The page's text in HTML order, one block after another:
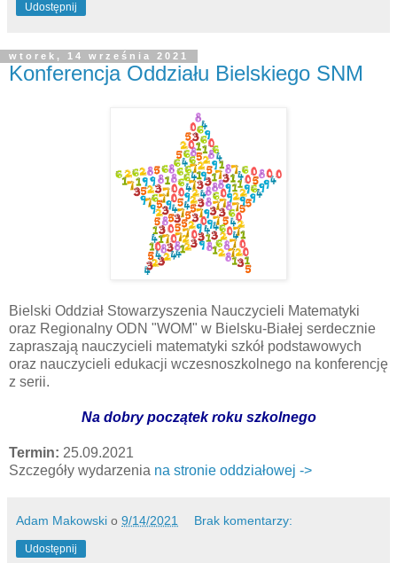
Udostępnij
wtorek, 14 września 2021
Konferencja Oddziału Bielskiego SNM
Bielski Oddział Stowarzyszenia Nauczycieli Matematyki
oraz Regionalny ODN "WOM" w Bielsku-Białej serdecznie
zapraszają nauczycieli matematyki szkół podstawowych
oraz nauczycieli edukacji wczesnoszkolnego na konferencję
z serii.
Na dobry początek roku szkolnego
Termin: 25.09.2021
Szczegóły wydarzenia na stronie oddziałowej ->
Adam Makowski o 9/14/2021 Brak komentarzy:
Udostępnij